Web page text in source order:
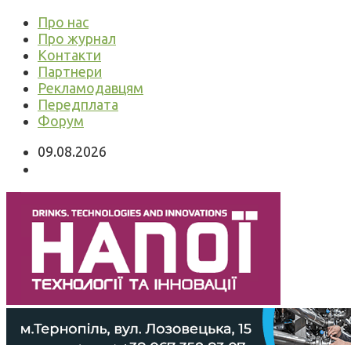
Про нас
Про журнал
Контакти
Партнери
Рекламодавцям
Передплата
Форум
09.08.2026